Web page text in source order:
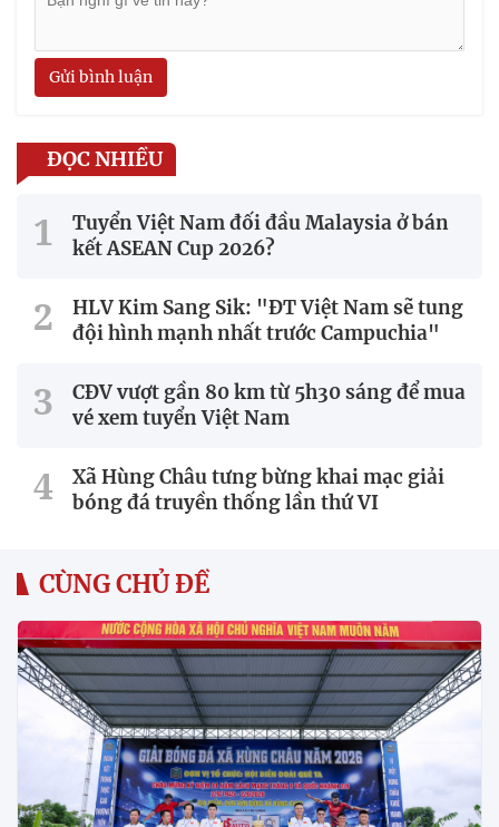
Gửi bình luận
ĐỌC NHIỀU
Tuyển Việt Nam đối đầu Malaysia ở bán
kết ASEAN Cup 2026?
HLV Kim Sang Sik: "ĐT Việt Nam sẽ tung
đội hình mạnh nhất trước Campuchia"
CĐV vượt gần 80 km từ 5h30 sáng để mua
vé xem tuyển Việt Nam
Xã Hùng Châu tưng bừng khai mạc giải
bóng đá truyền thống lần thứ VI
CÙNG CHỦ ĐỀ